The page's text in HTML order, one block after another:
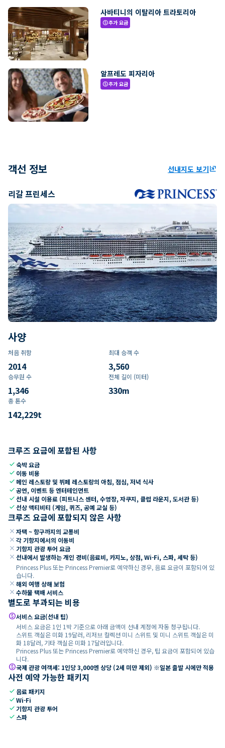
사바티니의 이탈리아 트라토리아
paid추가 요금
알프레도 피자리아
paid추가 요금
객선 정보 선내지도 보기ungroup
리갈 프린세스
사양
처음 취항
2014
최대 승객 수
3,560
승무원 수
1,346
전체 길이 (미터)
330m
총 톤수
142,229t
크루즈 요금에 포함된 사항
check숙박 요금
check 이동 비용
check 메인 레스토랑 및 뷔페 레스토랑의 아침, 점심, 저녁 식사
check공연, 이벤트 등 엔터테인먼트
check선내 시설 이용료 (피트니스 센터, 수영장, 자쿠지, 클럽 라운지, 도서관 등)
check선상 액티비티 (게임, 퀴즈, 공예 교실 등)
크루즈 요금에 포함되지 않은 사항
close 자택 ~ 항구까지의 교통비
close 각 기항지에서의 이동비
close 기항지 관광 투어 요금
close 선내에서 발생하는 개인 경비(음료비, 카지노, 상점, Wi-Fi, 스파, 세탁 등)
Princess Plus 또는 Princess Premier로 예약하신 경우, 음료 요금이 포함되어 있
습니다.
close 해외 여행 상해 보험
close 수하물 택배 서비스
별도로 부과되는 비용
paid서비스 요금(선내 팁)
서비스 요금은 1인 1박 기준으로 아래 금액이 선내 계정에 자동 청구됩니다.
스위트 객실은 미화 19달러, 리저브 컬렉션 미니 스위트 및 미니 스위트 객실은 미
화 18달러, 기타 객실은 미화 17달러입니다.
Princess Plus 또는 Princess Premier로 예약하신 경우, 팁 요금이 포함되어 있습
니다.
paid국제 관광 여객세: 1인당 3,000엔 상당 (2세 미만 제외) ※일본 출발 시에만 적용
사전 예약 가능한 패키지
check 음료 패키지
checkWi-Fi
check 기항지 관광 투어
check 스파